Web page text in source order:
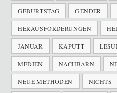
GEBURTSTAG GENDER
HERAUSFORDERUNGEN
JANUAR KAPUTT
MEDIEN NACHBARN
NEUE METHODEN NICHTS